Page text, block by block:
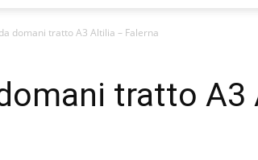
domani tratto A3 Altilia – Falerna
tratto A3